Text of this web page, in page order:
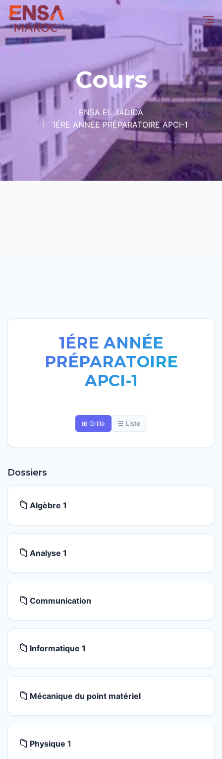
Cours
ENSA EL JADIDA
1ÉRE ANNÉE PRÉPARATOIRE APCI-1
1ÉRE ANNÉE
PRÉPARATOIRE
APCI-1
⊞ Grille ☰ Liste
Dossiers
📁 Algèbre 1
📁 Analyse 1
📁 Communication
📁 Informatique 1
📁 Mécanique du point matériel
📁 Physique 1